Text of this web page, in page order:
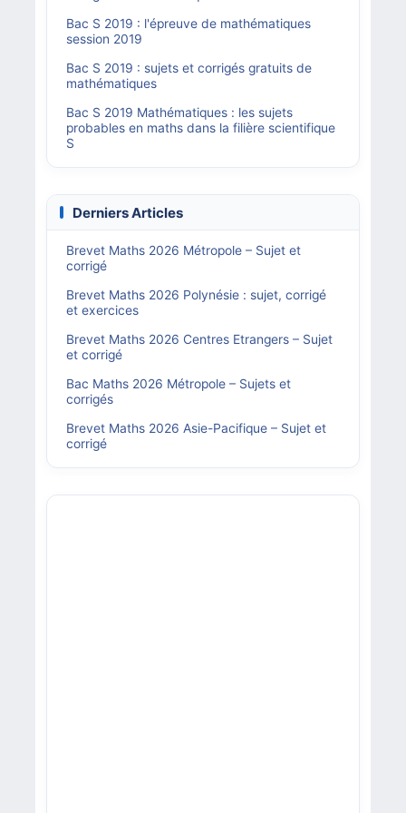
Bac S 2019 : l'épreuve de mathématiques
session 2019
Bac S 2019 : sujets et corrigés gratuits de
mathématiques
Bac S 2019 Mathématiques : les sujets
probables en maths dans la filière scientifique
S
Derniers Articles
Brevet Maths 2026 Métropole – Sujet et
corrigé
Brevet Maths 2026 Polynésie : sujet, corrigé
et exercices
Brevet Maths 2026 Centres Etrangers – Sujet
et corrigé
Bac Maths 2026 Métropole – Sujets et
corrigés
Brevet Maths 2026 Asie-Pacifique – Sujet et
corrigé